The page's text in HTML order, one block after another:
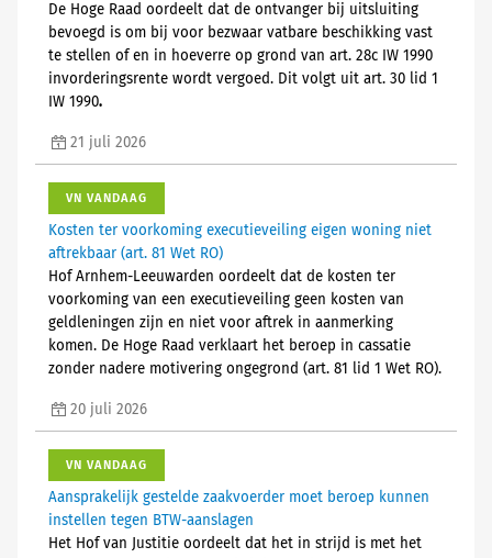
De Hoge Raad oordeelt dat de ontvanger bij uitsluiting
bevoegd is om bij voor bezwaar vatbare beschikking vast
te stellen of en in hoeverre op grond van art. 28c IW 1990
invorderingsrente wordt vergoed. Dit volgt uit art. 30 lid 1
IW 1990.
21 juli 2026
VN VANDAAG
Kosten ter voorkoming executieveiling eigen woning niet
aftrekbaar (art. 81 Wet RO)
Hof Arnhem-Leeuwarden oordeelt dat de kosten ter
voorkoming van een executieveiling geen kosten van
geldleningen zijn en niet voor aftrek in aanmerking
komen. De Hoge Raad verklaart het beroep in cassatie
zonder nadere motivering ongegrond (art. 81 lid 1 Wet RO).
20 juli 2026
VN VANDAAG
Aansprakelijk gestelde zaakvoerder moet beroep kunnen
instellen tegen BTW-aanslagen
Het Hof van Justitie oordeelt dat het in strijd is met het